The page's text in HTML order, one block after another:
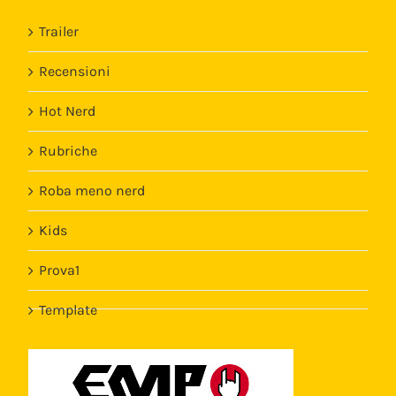
Trailer
Recensioni
Hot Nerd
Rubriche
Roba meno nerd
Kids
Prova1
Template